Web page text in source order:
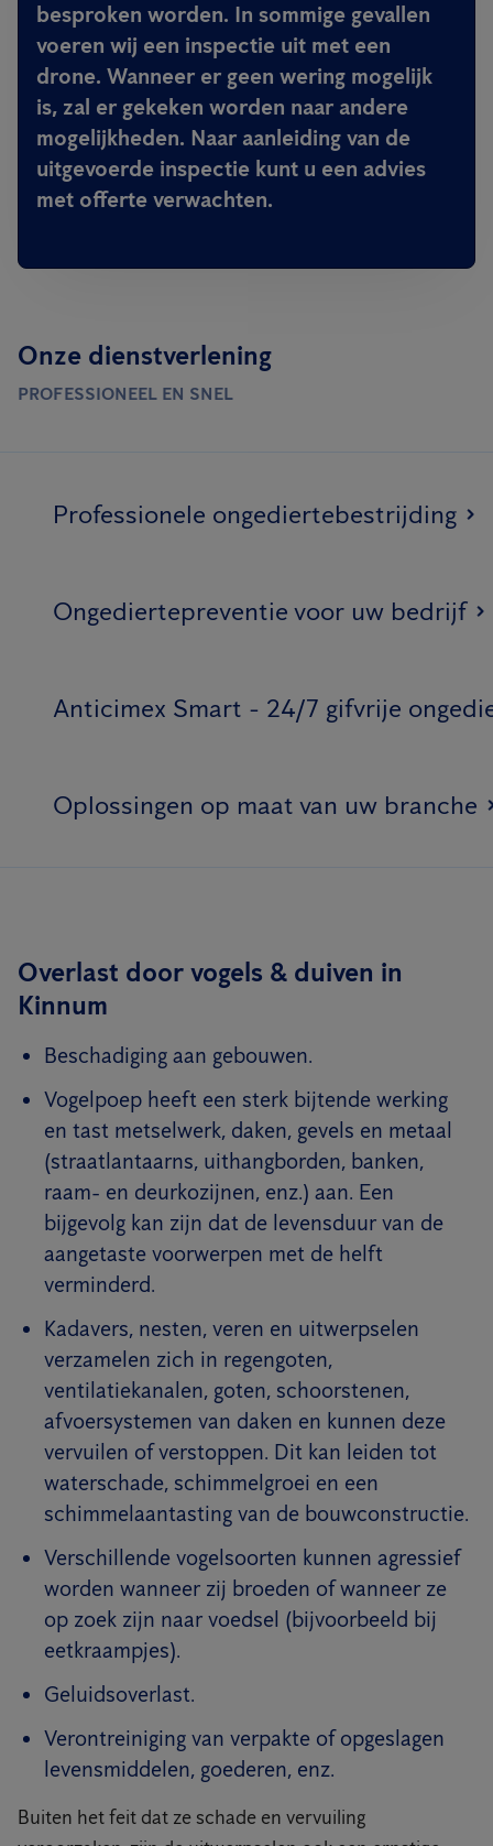
besproken worden. In sommige gevallen
voeren wij een inspectie uit met een
drone. Wanneer er geen wering mogelijk
is, zal er gekeken worden naar andere
mogelijkheden. Naar aanleiding van de
uitgevoerde inspectie kunt u een advies
met offerte verwachten.
Onze dienstverlening
PROFESSIONEEL EN SNEL
Professionele ongediertebestrijding
Ongediertepreventie voor uw bedrijf
Anticimex Smart - 24/7 gifvrije
Oplossingen op maat van uw branche
Overlast door vogels & duiven in
Kinnum
Beschadiging aan gebouwen.
Vogelpoep heeft een sterk bijtende werking
en tast metselwerk, daken, gevels en metaal
(straatlantaarns, uithangborden, banken,
raam- en deurkozijnen, enz.) aan. Een
bijgevolg kan zijn dat de levensduur van de
aangetaste voorwerpen met de helft
verminderd.
Kadavers, nesten, veren en uitwerpselen
verzamelen zich in regengoten,
ventilatiekanalen, goten, schoorstenen,
afvoersystemen van daken en kunnen deze
vervuilen of verstoppen. Dit kan leiden tot
waterschade, schimmelgroei en een
schimmelaantasting van de bouwconstructie.
Verschillende vogelsoorten kunnen agressief
worden wanneer zij broeden of wanneer ze
op zoek zijn naar voedsel (bijvoorbeeld bij
eetkraampjes).
Geluidsoverlast.
Verontreiniging van verpakte of opgeslagen
levensmiddelen, goederen, enz.
Buiten het feit dat ze schade en vervuiling